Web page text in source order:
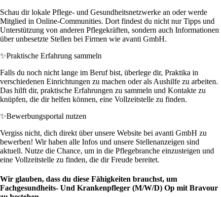
Schau dir lokale Pflege- und Gesundheitsnetzwerke an oder werde
Mitglied in Online-Communities. Dort findest du nicht nur Tipps und
Unterstützung von anderen Pflegekräften, sondern auch Informationen
über unbesetzte Stellen bei Firmen wie avanti GmbH.
✨Praktische Erfahrung sammeln
Falls du noch nicht lange im Beruf bist, überlege dir, Praktika in
verschiedenen Einrichtungen zu machen oder als Aushilfe zu arbeiten.
Das hilft dir, praktische Erfahrungen zu sammeln und Kontakte zu
knüpfen, die dir helfen können, eine Vollzeitstelle zu finden.
✨Bewerbungsportal nutzen
Vergiss nicht, dich direkt über unsere Website bei avanti GmbH zu
bewerben! Wir haben alle Infos und unsere Stellenanzeigen sind
aktuell. Nutze die Chance, um in die Pflegebranche einzusteigen und
eine Vollzeitstelle zu finden, die dir Freude bereitet.
Wir glauben, dass du diese Fähigkeiten brauchst, um
Fachgesundheits- Und Krankenpfleger (M/W/D) Op mit Bravour